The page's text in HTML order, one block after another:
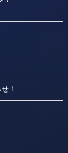
！